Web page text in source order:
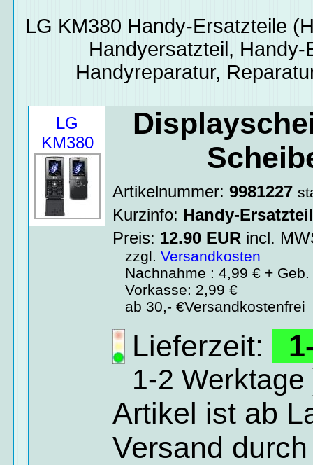
LG KM380 Handy-Ersatzteile
Handyersatzteil, Handy-
Handyreparatur,
LG
KM380
Artikelnummer:9981227
Kurzinfo: Handy-
Preis: 12.90 EUR incl.
zzgl.Versandkosten
Nachnahme : 4,99 € + Geb.
Vorkasse: 2,99 €
ab 30,- €Versandkostenfrei
Lieferzeit:
1-2 Werktage
Artikel ist ab
Versand